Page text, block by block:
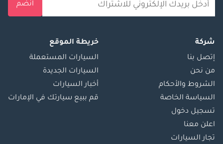
انضم
شركة
إتصل بنا
من نحن
الشروط والأحكام
السياسة الخاصة
تسجيل دخول
اعلن معنا
تجار السيارات
خريطة الموقع
السيارات المستعملة
السيارات الجديدة
أخبار السيارات
قم ببيع سيارتك في الإمارات